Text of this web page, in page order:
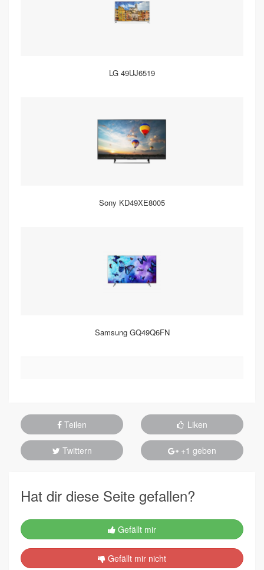
LG 49UJ6519
Sony KD49XE8005
Samsung GQ49Q6FN
Teilen Liken
Twittern +1 geben
Hat dir diese Seite gefallen?
Gefällt mir
Gefällt mir nicht